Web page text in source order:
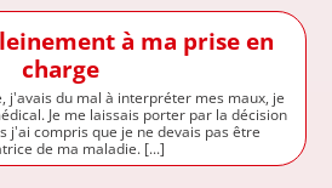
à ma prise en
charge
j'avais du mal à interpréter mes maux, je
Je me laissais porter par la décision
j'ai compris que je ne devais pas être
de ma maladie. [...]